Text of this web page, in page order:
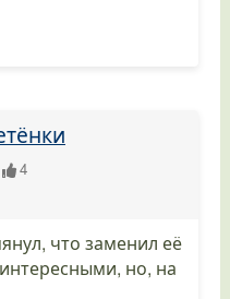
4
что заменил её
но, на